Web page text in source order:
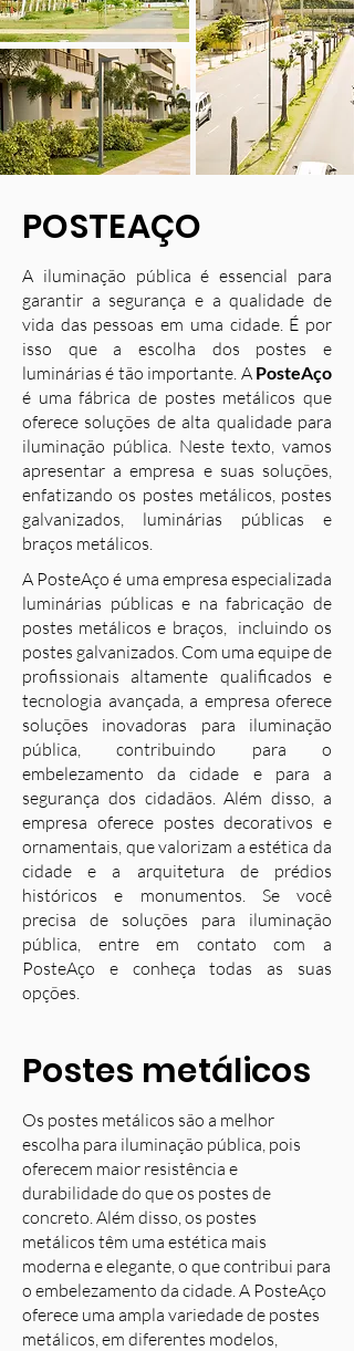
POSTEAÇO
A iluminação pública é essencial para
garantir a segurança e a qualidade de
vida das pessoas em uma cidade. É por
isso que a escolha dos postes e
luminárias é tão importante. A PosteAço
é uma fábrica de postes metálicos que
oferece soluções de alta qualidade para
iluminação pública. Neste texto, vamos
apresentar a empresa e suas soluções,
enfatizando os postes metálicos, postes
galvanizados, luminárias públicas e
braços metálicos.
A PosteAço é uma empresa especializada
luminárias públicas e na fabricação de
postes metálicos e braços, incluindo os
postes galvanizados. Com uma equipe de
profissionais altamente qualificados e
tecnologia avançada, a empresa oferece
soluções inovadoras para iluminação
pública, contribuindo para o
embelezamento da cidade e para a
segurança dos cidadãos. Além disso, a
empresa oferece postes decorativos e
ornamentais, que valorizam a estética da
cidade e a arquitetura de prédios
históricos e monumentos. Se você
precisa de soluções para iluminação
pública, entre em contato com a
PosteAço e conheça todas as suas
opções.
Postes metálicos
Os postes metálicos são a melhor
escolha para iluminação pública, pois
oferecem maior resistência e
durabilidade do que os postes de
concreto. Além disso, os postes
metálicos têm uma estética mais
moderna e elegante, o que contribui para
o embelezamento da cidade. A PosteAço
oferece uma ampla variedade de postes
metálicos, em diferentes modelos,